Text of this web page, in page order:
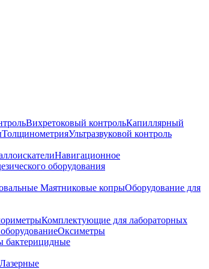
Вихретоковый контрольКапиллярный
ТолщинометрияУльтразвуковой контроль
Навигационное
оборудования
Маятниковые копрыОборудование для
Комплектующие для лабораторных
Оксиметры
бактерицидные
Лазерные